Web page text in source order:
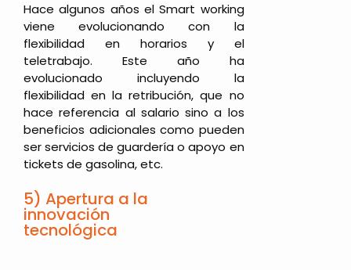
Hace algunos años el Smart working
viene evolucionando con la
flexibilidad en horarios y el
teletrabajo. Este año ha
evolucionado incluyendo la
flexibilidad en la retribución, que no
hace referencia al salario sino a los
beneficios adicionales como pueden
ser servicios de guardería o apoyo en
tickets de gasolina, etc.
5) Apertura a la
innovación
tecnológica